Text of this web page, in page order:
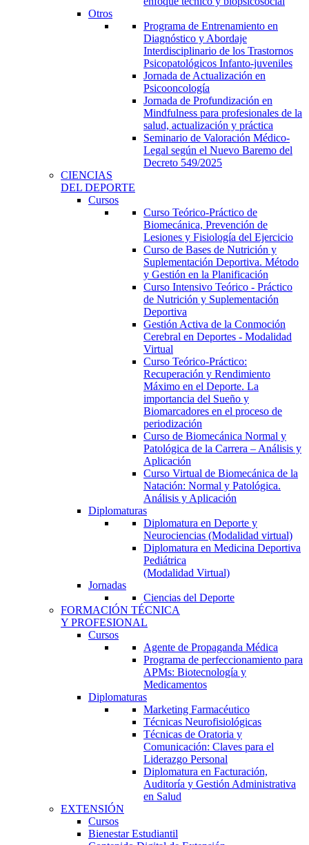
Otros
Programa de Entrenamiento en
Diagnóstico y Abordaje
Interdisciplinario de los Trastornos
Psicopatológicos Infanto-juveniles
Jornada de Actualización en
Psicooncología
Jornada de Profundización en
Mindfulness para profesionales de la
salud, actualización y práctica
Seminario de Valoración Médico-
Legal según el Nuevo Baremo del
Decreto 549/2025
CIENCIAS
DEL DEPORTE
Cursos
Curso Teórico-Práctico de
Biomecánica, Prevención de
Lesiones y Fisiología del Ejercicio
Curso de Bases de Nutrición y
Suplementación Deportiva. Método
y Gestión en la Planificación
Curso Intensivo Teórico - Práctico
de Nutrición y Suplementación
Deportiva
Gestión Activa de la Conmoción
Cerebral en Deportes - Modalidad
Virtual
Curso Teórico-Práctico:
Recuperación y Rendimiento
Máximo en el Deporte. La
importancia del Sueño y
Biomarcadores en el proceso de
periodización
Curso de Biomecánica Normal y
Patológica de la Carrera – Análisis y
Aplicación
Curso Virtual de Biomecánica de la
Natación: Normal y Patológica.
Análisis y Aplicación
Diplomaturas
Diplomatura en Deporte y
Neurociencias (Modalidad virtual)
Diplomatura en Medicina Deportiva
Pediátrica
(Modalidad Virtual)
Jornadas
Ciencias del Deporte
FORMACIÓN TÉCNICA
Y PROFESIONAL
Cursos
Agente de Propaganda Médica
Programa de perfeccionamiento para
APMs: Biotecnología y
Medicamentos
Diplomaturas
Marketing Farmacéutico
Técnicas Neurofisiológicas
Técnicas de Oratoria y
Comunicación: Claves para el
Liderazgo Personal
Diplomatura en Facturación,
Auditoría y Gestión Administrativa
en Salud
EXTENSIÓN
Cursos
Bienestar Estudiantil